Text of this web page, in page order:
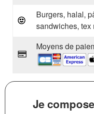
Burgers, halal,
sandwiches, tex
Moyens de
Je